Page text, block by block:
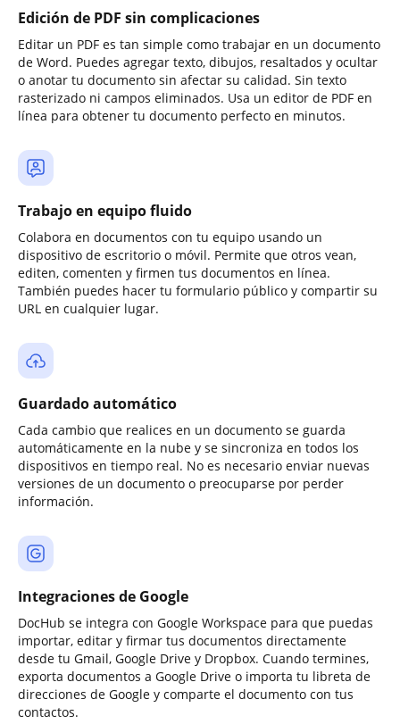
Edición de PDF sin complicaciones
Editar un PDF es tan simple como trabajar en un documento
de Word. Puedes agregar texto, dibujos, resaltados y ocultar
o anotar tu documento sin afectar su calidad. Sin texto
rasterizado ni campos eliminados. Usa un editor de PDF en
línea para obtener tu documento perfecto en minutos.
Trabajo en equipo fluido
Colabora en documentos con tu equipo usando un
dispositivo de escritorio o móvil. Permite que otros vean,
editen, comenten y firmen tus documentos en línea.
También puedes hacer tu formulario público y compartir su
URL en cualquier lugar.
Guardado automático
Cada cambio que realices en un documento se guarda
automáticamente en la nube y se sincroniza en todos los
dispositivos en tiempo real. No es necesario enviar nuevas
versiones de un documento o preocuparse por perder
información.
Integraciones de Google
DocHub se integra con Google Workspace para que puedas
importar, editar y firmar tus documentos directamente
desde tu Gmail, Google Drive y Dropbox. Cuando termines,
exporta documentos a Google Drive o importa tu libreta de
direcciones de Google y comparte el documento con tus
contactos.